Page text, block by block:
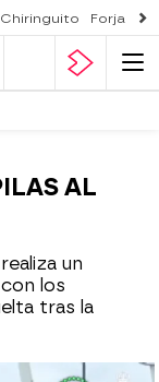
Chiringuito Forjado
AL
un
los
tras la